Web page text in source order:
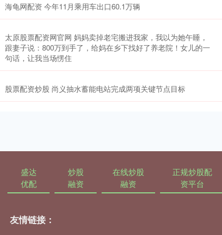
海龟网配资 今年11月乘用车出口60.1万辆
太原股票配资网官网 妈妈卖掉老宅搬进我家，我以为她午睡，
跟妻子说：800万到手了，给妈在乡下找好了养老院！女儿的一
句话，让我当场愣住
股票配资炒股 尚义抽水蓄能电站完成两项关键节点目标
盛达
优配
炒股
融资
在线炒股
融资
正规炒股配
资平台
友情链接：